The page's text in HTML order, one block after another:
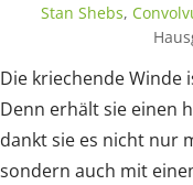
Stan Shebs,
Die kriechende Winde
Denn erhält sie einen
dankt sie es nicht nur
sondern auch mit